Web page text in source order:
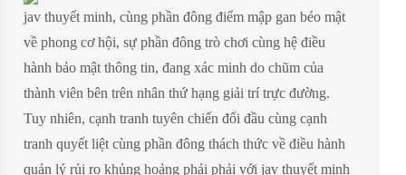
jav thuyết minh, cùng phần đông điểm mập gan béo mật
về phong cơ hội, sự phần đông trò chơi cùng hệ điều
hành bảo mật thông tin, đang xác minh do chũm của
thành viên bên trên nhân thứ hạng giải trí trực đường.
Tuy nhiên, cạnh tranh tuyên chiến đối đầu cùng cạnh
tranh quyết liệt cùng phần đông thách thức về điều hành
quản lý rủi ro khủng hoảng phải phải với jav thuyết minh